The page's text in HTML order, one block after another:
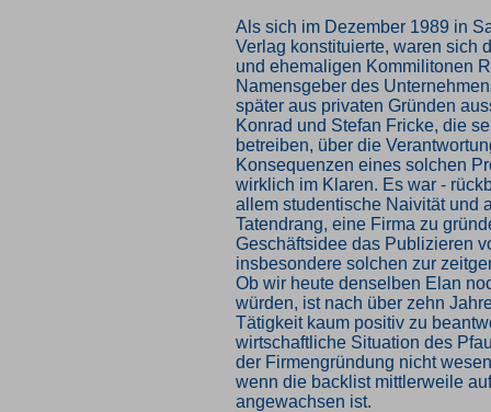
Als sich im Dezember 1989 in
Verlag konstituierte, waren sich
und ehemaligen Kommilitonen
Namensgeber des
später aus privaten Gründen
Konrad und Stefan Fricke, die
betreiben, über die
Konsequenzen eines solchen
wirklich im Klaren. Es war -
allem studentische Naivität und
Tatendrang, eine Firma zu
Geschäftsidee das Publizieren
insbesondere solchen zur
Ob wir heute denselben Elan
würden, ist nach über zehn
Tätigkeit kaum positiv zu
wirtschaftliche Situation des
der Firmengründung nicht
wenn die backlist mittlerweile
angewachsen ist.